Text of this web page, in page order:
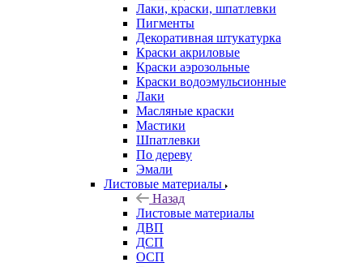
Лаки, краски, шпатлевки
Пигменты
Декоративная штукатурка
Краски акриловые
Краски аэрозольные
Краски водоэмульсионные
Лаки
Масляные краски
Мастики
Шпатлевки
По дереву
Эмали
Листовые материалы
Назад
Листовые материалы
ДВП
ДСП
ОСП